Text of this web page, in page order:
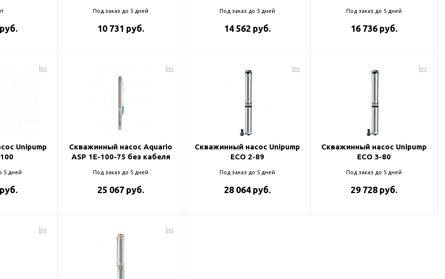
Под заказ до 5 дней
10 731 руб.
Под заказ до 5 дней
14 562 руб.
Под заказ до 5 дней
16 736 руб.
Unipump
5 дней
Скважинный насос Aquario
ASP 1E-100-75 без кабеля
Под заказ до 5 дней
25 067 руб.
Скважинный насос Unipump
ECO 2-89
Под заказ до 5 дней
28 064 руб.
Скважинный насос Unipump
ECO 3-80
Под заказ до 5 дней
29 728 руб.